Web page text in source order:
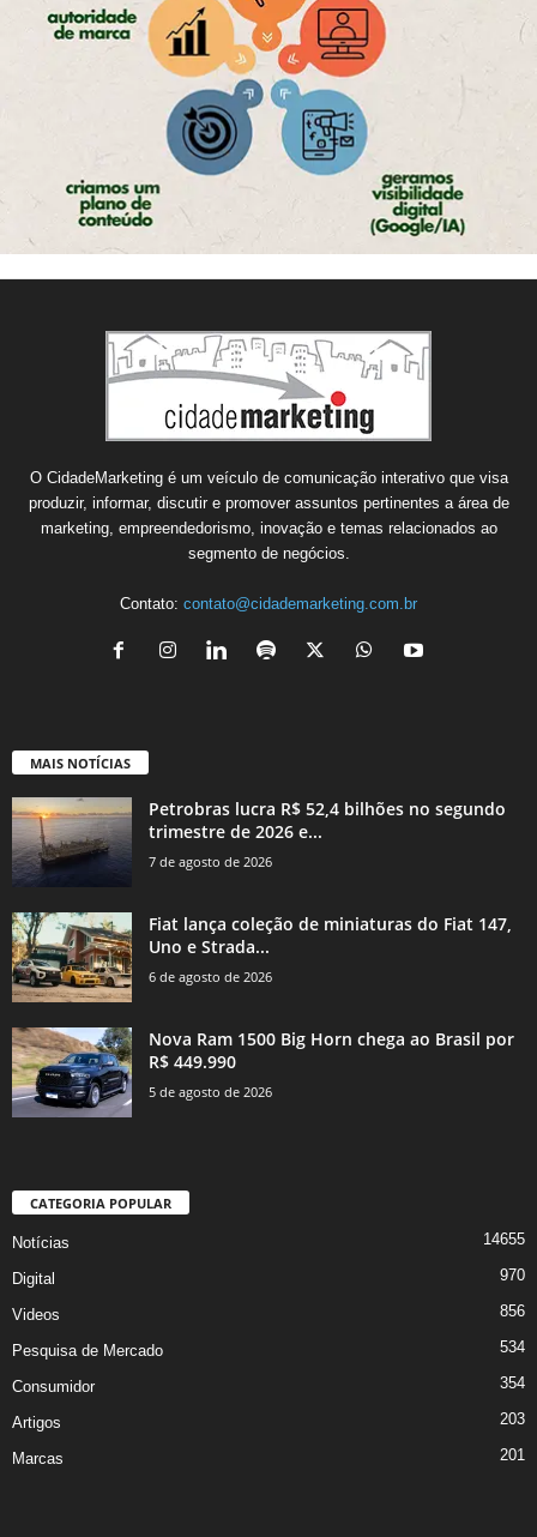
O CidadeMarketing é um veículo de comunicação interativo que visa
produzir, informar, discutir e promover assuntos pertinentes a área de
marketing, empreendedorismo, inovação e temas relacionados ao
segmento de negócios.
Contato: contato@cidademarketing.com.br
MAIS NOTÍCIAS
Petrobras lucra R$ 52,4 bilhões no segundo
trimestre de 2026 e...
7 de agosto de 2026
Fiat lança coleção de miniaturas do Fiat 147,
Uno e Strada...
6 de agosto de 2026
Nova Ram 1500 Big Horn chega ao Brasil por
R$ 449.990
5 de agosto de 2026
CATEGORIA POPULAR
Notícias 14655
Digital 970
Videos 856
Pesquisa de Mercado 534
Consumidor 354
Artigos 203
Marcas 201